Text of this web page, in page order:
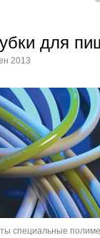
для
2013
специальные